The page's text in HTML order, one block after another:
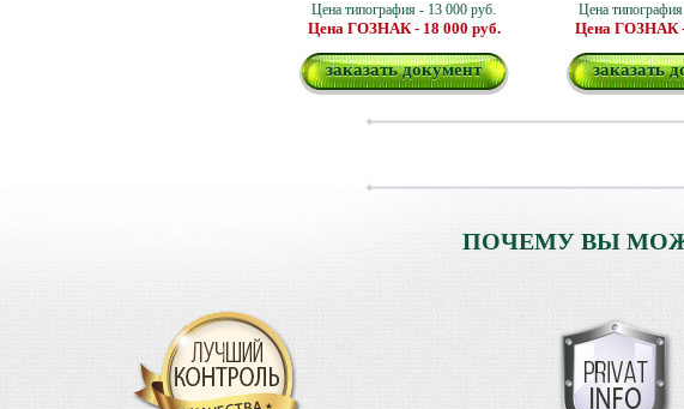
Цена типография - 13 000 руб.
Цена ГОЗНАК - 18 000 руб.
заказать документ
Цена
Цена ГОЗНАК -
заказать
ПОЧЕМУ ВЫ